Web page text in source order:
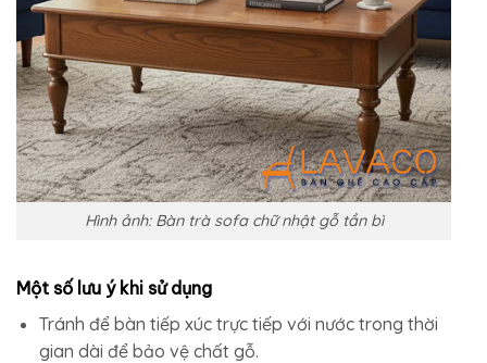
Hình ảnh: Bàn trà sofa chữ nhật gỗ tần bì
Một số lưu ý khi sử dụng
Tránh để bàn tiếp xúc trực tiếp với nước trong thời
gian dài để bảo vệ chất gỗ.